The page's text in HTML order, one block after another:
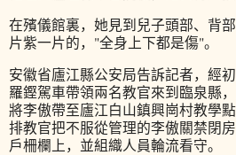
在殯儀館裏，她見到兒子頭部、背
片紫一片的，"全身上下都是傷"。
安徽省廬江縣公安局告訴記者，經
羅鏗駕車帶領兩名教官來到臨泉縣
將李傲帶至廬江白山鎮興崗村教學
排教官把不服從管理的李傲關禁閉
戶柵欄上，並組織人員輪流看守。